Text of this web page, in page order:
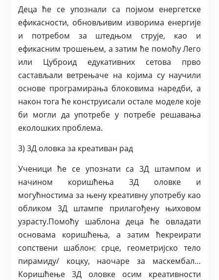
Деца ће се упознали са појмом енергетске
ефикасности, обновљивим изворима енергије
и потребом за штедњом струје, као и
ефикасним трошењем, а затим ће помоћу Лего
или Цуброид едукативних сетова прво
састављали ветрењаче на којима су научили
основе програмирања блоковима наредби, а
након тога ће конструисали остале моделе које
би могли да употребе у потребе решавања
еколошких проблема.
3) 3Д оловка за креативан рад
Ученици ће се упознати са 3Д штампом и
начином коришћења 3Д оловке и
могућностима за њену креативну употребу као
обликом 3Д штампе прилагођену њиховом
узрасту.Помоћу шаблона деца ће овладати
основама коришћења, а затим ћекреирати
сопствени шаблон: срце, геометријско тело
пирамиду/ коцку, наочаре за маскембал…
Коришћење 3Д оловке осим креативности